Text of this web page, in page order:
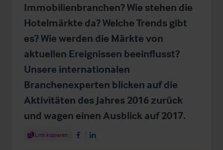
Immobilienbranchen? Wie stehen die
Hotelmärkte da? Welche Trends gibt
es? Wie werden die Märkte von
aktuellen Ereignissen beeinflusst?
Unsere internationalen
Branchenexperten blicken auf die
Aktivitäten des Jahres 2016 zurück
und wagen einen Ausblick auf 2017.
Share Article
Link kopieren Share on Facebook
Share on LinkedIn